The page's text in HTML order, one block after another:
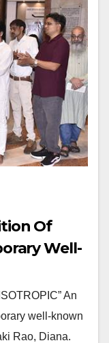
Of
Well-
Art
An
well-known
Rao, Diana.